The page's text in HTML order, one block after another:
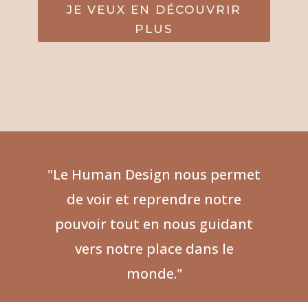
JE VEUX EN DÉCOUVRIR
PLUS
"Le Human Design nous permet
de voir et reprendre notre
pouvoir tout en nous guidant
vers notre place dans le
monde."